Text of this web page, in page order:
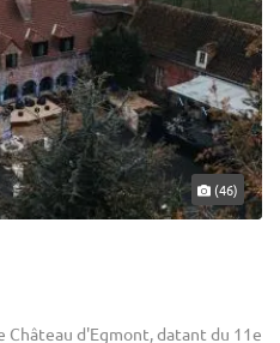
(46)
Château d'Egmont, datant du 11e